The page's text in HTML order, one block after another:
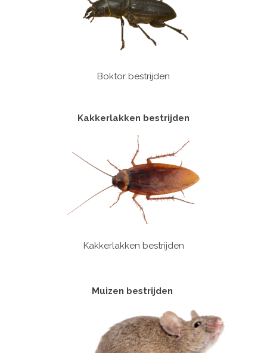
Boktor bestrijden
Kakkerlakken bestrijden
Kakkerlakken bestrijden
Muizen bestrijden